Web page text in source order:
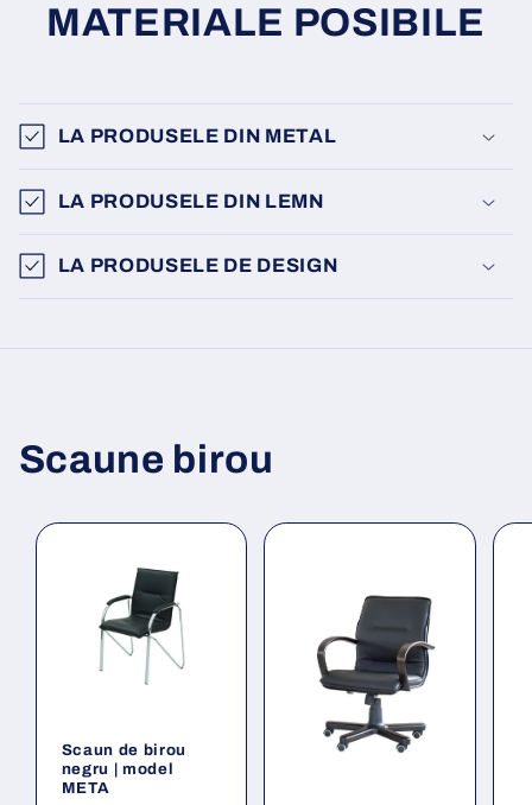
MATERIALE POSIBILE
LA PRODUSELE DIN METAL
LA PRODUSELE DIN LEMN
LA PRODUSELE DE DESIGN
Scaune birou
Scaun de birou
negru | model
META